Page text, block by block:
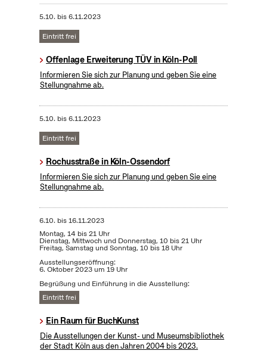
5.10. bis6.11.2023
Eintritt frei
Offenlage Erweiterung TÜV in Köln-Poll
Informieren Sie sich zur Planung und geben Sie eine
Stellungnahme ab.
5.10. bis6.11.2023
Eintritt frei
Rochusstraße in Köln-Ossendorf
Informieren Sie sich zur Planung und geben Sie eine
Stellungnahme ab.
6.10. bis16.11.2023
Montag, 14 bis 21 Uhr
Dienstag, Mittwoch und Donnerstag, 10 bis 21 Uhr
Freitag, Samstag und Sonntag, 10 bis 18 Uhr
Ausstellungseröffnung:
6. Oktober 2023 um 19 Uhr
Begrüßung und Einführung in die Ausstellung:
Eintritt frei
Ein Raum für BuchKunst
Die Ausstellungen der Kunst- und Museumsbibliothek
der Stadt Köln aus den Jahren 2004 bis 2023.